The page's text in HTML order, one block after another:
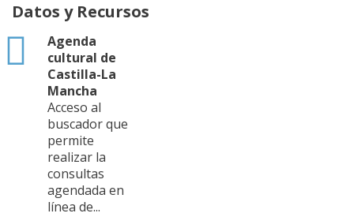
Datos y Recursos
Agenda
cultural de
Castilla-La
Mancha
html
Acceso al
buscador que
permite
realizar la
consultas
agendada en
línea de...